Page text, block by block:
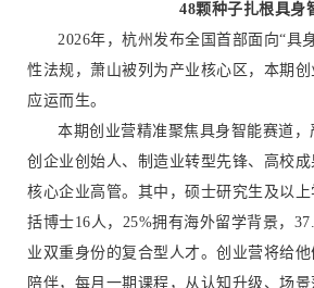
48颗种子扎根具身
2026年，杭州发布全国首部面向“具
性法规，萧山被列为产业核心区，本期
应运而生。
本期创业营精准聚焦具身智能赛道，
创企业创始人、制造业转型先锋、高校
核心企业高管。其中，硕士研究生及以
括博士16人，25%拥有海外留学背景，
业双重身份的复合型人才。创业营将给
陪伴，每月一期课程，从认知升级、场